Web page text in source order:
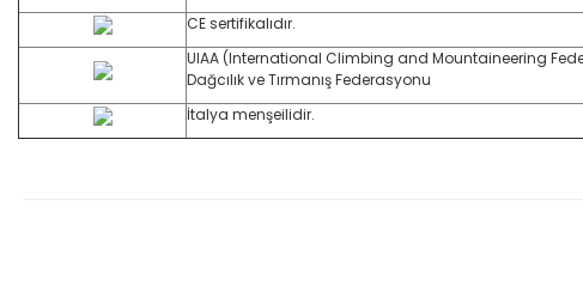
CE sertifikalıdır.
UIAA (International Climbing and Mountaineering
Dağcılık ve Tırmanış Federasyonu
İtalya menşeilidir.